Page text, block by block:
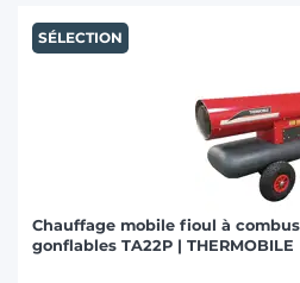
SÉLECTION
Chauffage mobile fioul à
gonflables TA22P | THERMOBILE